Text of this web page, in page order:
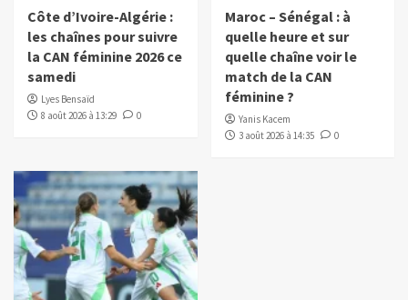
Côte d’Ivoire-Algérie :
les chaînes pour suivre
la CAN féminine 2026 ce
samedi
Lyes Bensaïd
8 août 2026 à 13:29
0
Maroc – Sénégal : à
quelle heure et sur
quelle chaîne voir le
match de la CAN
féminine ?
Yanis Kacem
3 août 2026 à 14:35
0